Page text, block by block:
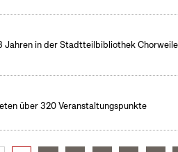
Jahren in der Stadtteilbibliothek
über 320 Veranstaltungspunkte